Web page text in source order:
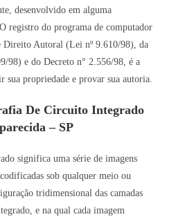
desenvolvido em alguma
registro do programa de computador
Autoral (Lei nº 9.610/98), da
98) e do Decreto n° 2.556/98, é a
sua propriedade e provar sua autoria.
De Circuito Integrado
– SP
significa uma série de imagens
sob qualquer meio ou
tridimensional das camadas
e na qual cada imagem